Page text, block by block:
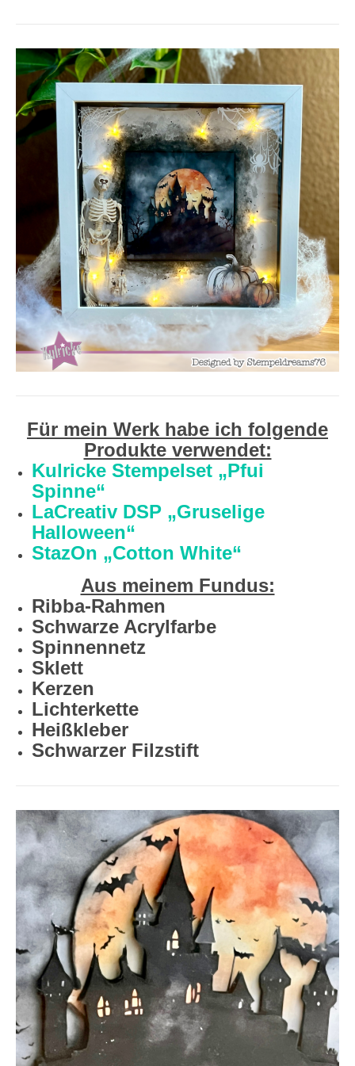
Für mein Werk habe ich folgende
Produkte verwendet:
Kulricke Stempelset „Pfui
Spinne“
LaCreativ DSP „Gruselige
Halloween“
StazOn „Cotton White“
Aus meinem Fundus:
Ribba-Rahmen
Schwarze Acrylfarbe
Spinnennetz
Sklett
Kerzen
Lichterkette
Heißkleber
Schwarzer Filzstift